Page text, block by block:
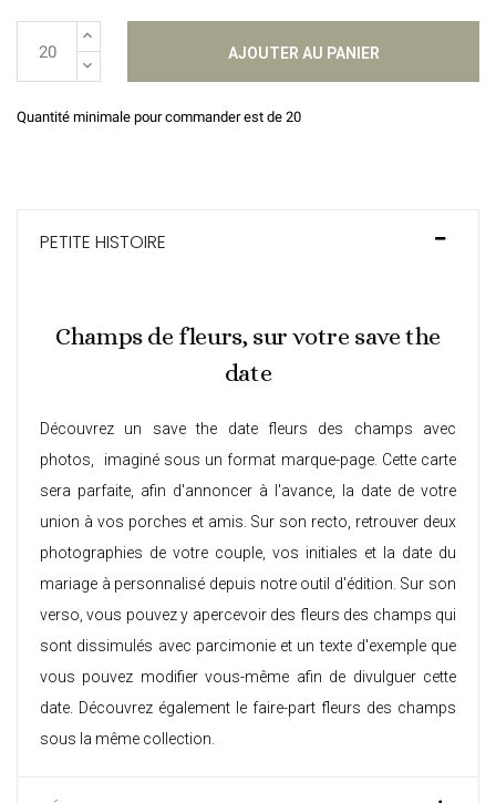
AJOUTER AU PANIER
Quantité minimale pour commander est de 20
PETITE HISTOIRE
Champs de fleurs, sur votre save the
date
Découvrez un save the date fleurs des champs avec
photos, imaginé sous un format marque-page. Cette carte
sera parfaite, afin d'annoncer à l'avance, la date de votre
union à vos porches et amis. Sur son recto, retrouver deux
photographies de votre couple, vos initiales et la date du
mariage à personnalisé depuis notre outil d'édition. Sur son
verso, vous pouvez y apercevoir des fleurs des champs qui
sont dissimulés avec parcimonie et un texte d'exemple que
vous pouvez modifier vous-même afin de divulguer cette
date. Découvrez également le faire-part fleurs des champs
sous la même collection.